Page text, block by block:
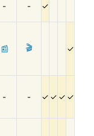
- -
📰 🎬
- -